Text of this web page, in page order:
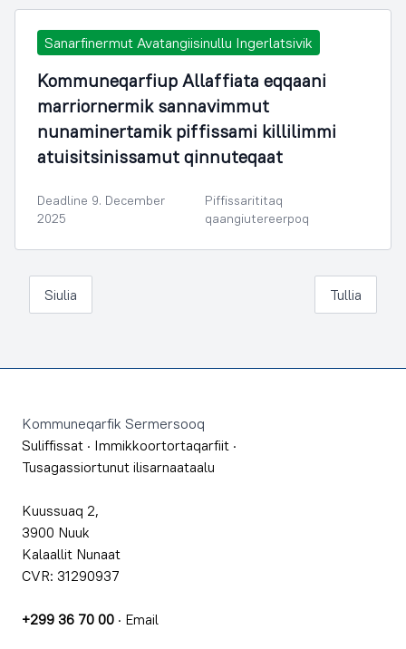
Sanarfinermut Avatangiisinullu Ingerlatsivik
Kommuneqarfiup Allaffiata eqqaani
marriornermik sannavimmut
nunaminertamik piffissami killilimmi
atuisitsinissamut qinnuteqaat
Deadline 9. December
2025
Piffissarititaq
qaangiutereerpoq
Siulia Tullia
Kommuneqarfik Sermersooq
Suliffissat · Immikkoortortaqarfiit ·
Tusagassiortunut ilisarnaataalu
Kuussuaq 2,
3900 Nuuk
Kalaallit Nunaat
CVR: 31290937
+299 36 70 00 · Email